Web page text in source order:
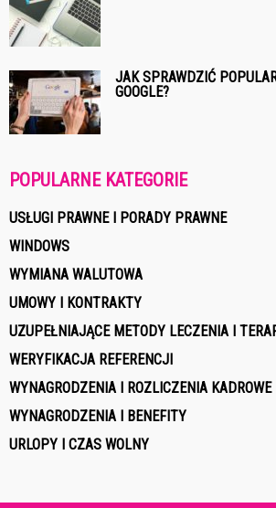
JAK SPRAWDZIĆ
GOOGLE?
POPULARNE KATEGORIE
USŁUGI PRAWNE I PORADY PRAWNE
WINDOWS
WYMIANA WALUTOWA
UMOWY I KONTRAKTY
UZUPEŁNIAJĄCE METODY LECZENIA I
WERYFIKACJA REFERENCJI
WYNAGRODZENIA I ROZLICZENIA KADROWE
WYNAGRODZENIA I BENEFITY
URLOPY I CZAS WOLNY